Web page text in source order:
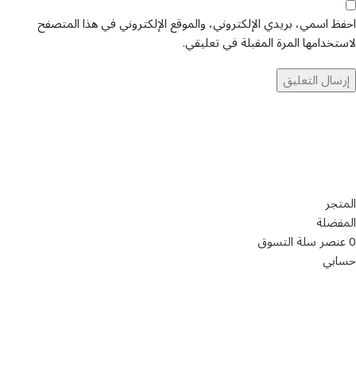
احفظ اسمي، بريدي الإلكتروني، والموقع الإلكتروني في هذا المتصفح
لاستخدامها المرة المقبلة في تعليقي.
المتجر
المفضلة
0عنصرسلة التسوق
حسابي